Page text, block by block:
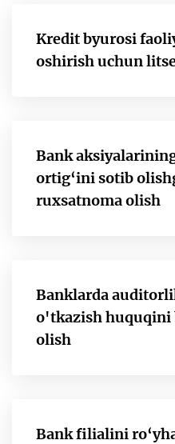
Kredit byurosi
oshirish uchun
Bank
ortig‘ini sotib
ruxsatnoma olish
Banklarda
o'tkazish
olish
Bank filialini